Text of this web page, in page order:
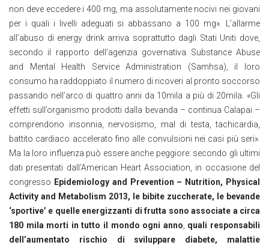
non deve eccedere i 400 mg, ma assolutamente nocivi nei giovani
per i quali i livelli adeguati si abbassano a 100 mg». L’allarme
all’abuso di energy drink arriva soprattutto dagli Stati Uniti dove,
secondo il rapporto dell’agenzia governativa Substance Abuse
and Mental Health Service Administration (Samhsa), il loro
consumo ha raddoppiato il numero di ricoveri al pronto soccorso
passando nell’arco di quattro anni da 10mila a più di 20mila. «Gli
effetti sull’organismo prodotti dalla bevanda – continua Calapai –
comprendono insonnia, nervosismo, mal di testa, tachicardia,
battito cardiaco accelerato fino alle convulsioni nei casi più seri».
Ma la loro influenza può essere anche peggiore: secondo gli ultimi
dati presentati dall’American Heart Association, in occasione del
congresso Epidemiology and Prevention – Nutrition, Physical
Activity and Metabolism 2013, le bibite zuccherate, le bevande
‘sportive’ e quelle energizzanti di frutta sono associate a circa
180 mila morti in tutto il mondo ogni anno quali responsabili
dell’aumentato rischio di sviluppare diabete, malattie